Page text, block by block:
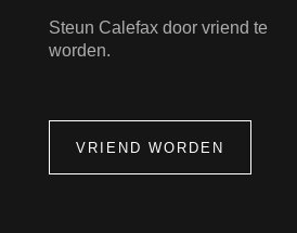
Steun Calefax door vriend te
worden.
VRIEND WORDEN